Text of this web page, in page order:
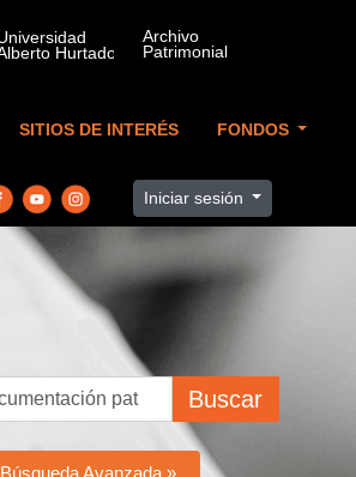
SITIOS DE INTERÉS FONDOS
Iniciar sesión
Buscar
Búsqueda Avanzada »